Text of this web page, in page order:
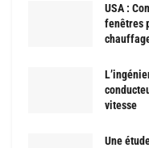
USA :
fenêtres
vitesse
Une